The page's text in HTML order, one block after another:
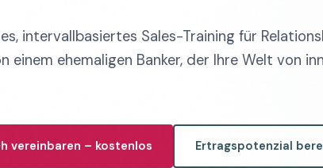
intervallbasiertes Sales-Training für
einem ehemaligen Banker, der Ihre Welt von
vereinbaren – kostenlos Ertragspotenzial